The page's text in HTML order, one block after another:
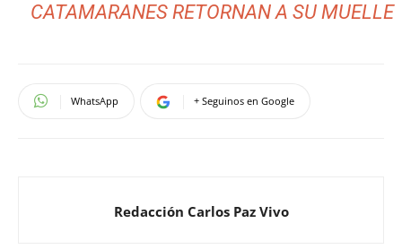
CATAMARANES RETORNAN A SU MUELLE
WhatsApp + Seguinos en Google
Redacción Carlos Paz Vivo